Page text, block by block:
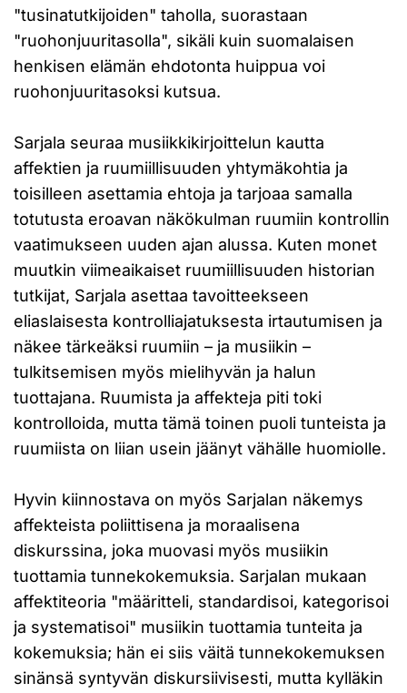
"tusinatutkijoiden" taholla, suorastaan
"ruohonjuuritasolla", sikäli kuin suomalaisen
henkisen elämän ehdotonta huippua voi
ruohonjuuritasoksi kutsua.
Sarjala seuraa musiikkikirjoittelun kautta
affektien ja ruumiillisuuden yhtymäkohtia ja
toisilleen asettamia ehtoja ja tarjoaa samalla
totutusta eroavan näkökulman ruumiin kontrollin
vaatimukseen uuden ajan alussa. Kuten monet
muutkin viimeaikaiset ruumiillisuuden historian
tutkijat, Sarjala asettaa tavoitteekseen
eliaslaisesta kontrolliajatuksesta irtautumisen ja
näkee tärkeäksi ruumiin – ja musiikin –
tulkitsemisen myös mielihyvän ja halun
tuottajana. Ruumista ja affekteja piti toki
kontrolloida, mutta tämä toinen puoli tunteista ja
ruumiista on liian usein jäänyt vähälle huomiolle.
Hyvin kiinnostava on myös Sarjalan näkemys
affekteista poliittisena ja moraalisena
diskurssina, joka muovasi myös musiikin
tuottamia tunnekokemuksia. Sarjalan mukaan
affektiteoria "määritteli, standardisoi, kategorisoi
ja systematisoi" musiikin tuottamia tunteita ja
kokemuksia; hän ei siis väitä tunnekokemuksen
sinänsä syntyvän diskursiivisesti, mutta kylläkin